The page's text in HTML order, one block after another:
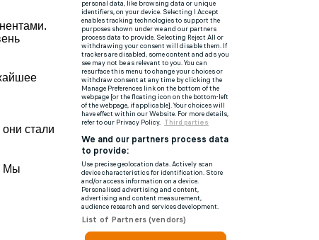
стали
Мы